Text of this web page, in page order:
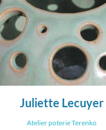
Juliette Lecuyer
Atelier poterie Terenko